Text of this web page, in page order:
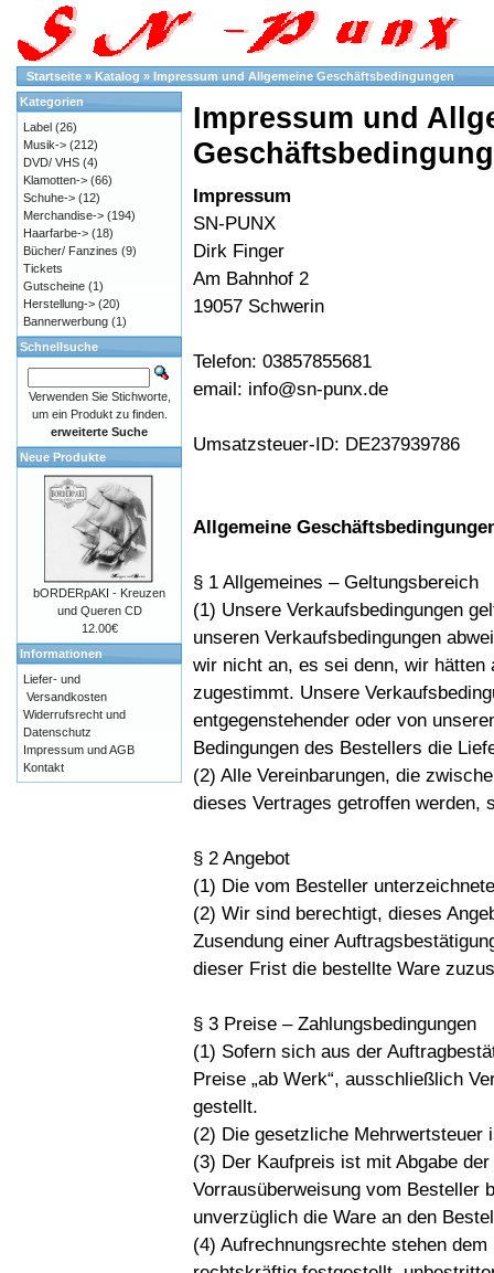
Startseite » Katalog » Impressum und Allgemeine Geschäftsbedingungen
Impressum und
Impressum
SN-PUNX
Dirk Finger
Am Bahnhof 2
19057 Schwerin
Telefon: 03857855681
email: info@sn-punx.de
Umsatzsteuer-ID: DE237939786
Allgemeine
§ 1 Allgemeines – Geltungsbereich
(1) Unsere Verkaufsbedingungen
unseren Verkaufsbedingungen
wir nicht an, es sei denn, wir
zugestimmt. Unsere
entgegenstehender oder von
Bedingungen des Bestellers die
(2) Alle Vereinbarungen, die
dieses Vertrages getroffen werden,
§ 2 Angebot
(1) Die vom Besteller
(2) Wir sind berechtigt, dieses
Zusendung einer
dieser Frist die bestellte Ware
§ 3 Preise – Zahlungsbedingungen
(1) Sofern sich aus der
Preise „ab Werk“, ausschließlich
gestellt.
(2) Die gesetzliche Mehrwertsteuer
(3) Der Kaufpreis ist mit Abgabe
Vorrausüberweisung vom Besteller
unverzüglich die Ware an den
(4) Aufrechnungsrechte stehen
Kategorien
Label (26)
Musik-> (212)
DVD/ VHS (4)
Klamotten-> (66)
Schuhe-> (12)
Merchandise-> (194)
Haarfarbe-> (18)
Bücher/ Fanzines (9)
Tickets
Gutscheine (1)
Herstellung-> (20)
Bannerwerbung (1)
Schnellsuche
Verwenden Sie Stichworte,
um ein Produkt zu finden.
erweiterte Suche
Neue Produkte
bORDERpAKI - Kreuzen
und Queren CD
12.00€
Informationen
Liefer- und
Versandkosten
Widerrufsrecht und
Datenschutz
Impressum und AGB
Kontakt